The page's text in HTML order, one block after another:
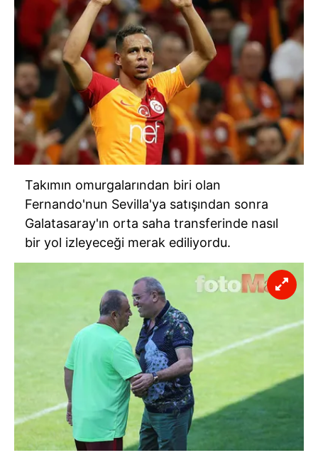
Takımın omurgalarından biri olan
Fernando'nun Sevilla'ya satışından sonra
Galatasaray'ın orta saha transferinde nasıl
bir yol izleyeceği merak ediliyordu.